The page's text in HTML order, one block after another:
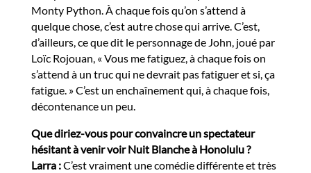
Monty Python. À chaque fois qu’on s’attend à
quelque chose, c’est autre chose qui arrive. C’est,
d’ailleurs, ce que dit le personnage de John, joué par
Loïc Rojouan, « Vous me fatiguez, à chaque fois on
s’attend à un truc qui ne devrait pas fatiguer et si, ça
fatigue. » C’est un enchaînement qui, à chaque fois,
décontenance un peu.
Que diriez-vous pour convaincre un spectateur
hésitant à venir voir Nuit Blanche à Honolulu ?
Larra :C’est vraiment une comédie différente et très